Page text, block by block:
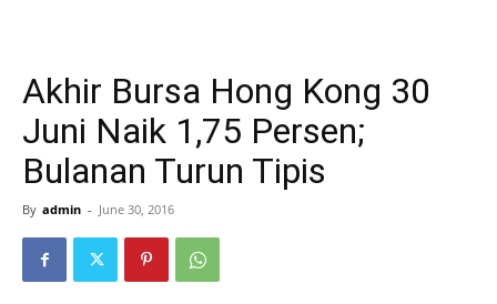
Akhir Bursa Hong Kong 30
Juni Naik 1,75 Persen;
Bulanan Turun Tipis
By admin - June 30, 2016